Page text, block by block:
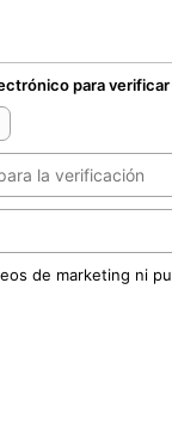
para
de marketing ni